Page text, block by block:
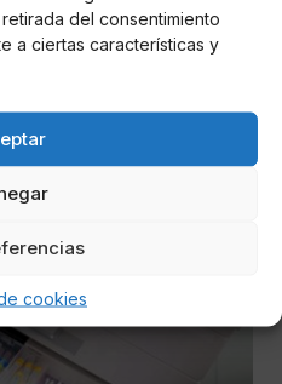
del consentimiento
a ciertas características y
cookies
que Ciudadanos si no